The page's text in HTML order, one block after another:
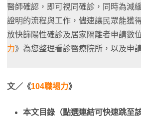
醫師確認，即可視同確診，同時為減
證明的流程與工作，儘速讓民眾能獲
放快篩陽性確診及居家隔離者申請數
力》為您整理看診醫療院所，以及申
文／《104職場力》
本文目錄（點選連結可快速跳至